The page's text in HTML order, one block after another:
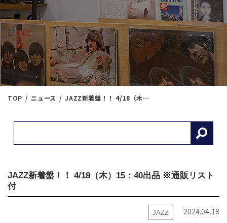
TOP ニュース JAZZ新着盤！！ 4/18（木）15：40出品 ※通販リスト付
JAZZ新着盤！！ 4/18（木）15：40出品 ※通販リスト
付
JAZZ 2024.04.18